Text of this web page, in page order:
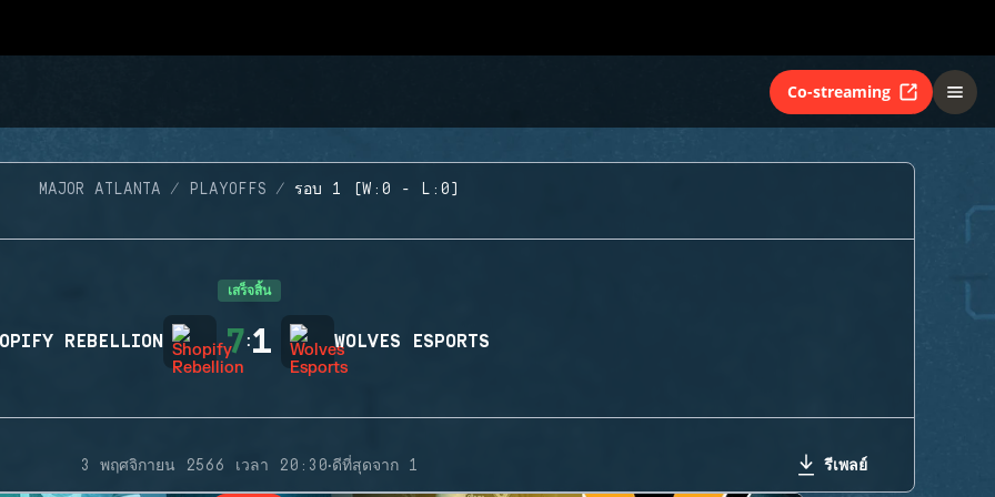
Co-streaming
MAJOR ATLANTA PLAYOFFS รอบ 1 (W:0 - L:0)
เสร็จสิ้น
REBELLION 7:1 WOLVES ESPORTS
3 พฤศจิกายน 2566 เวลา 20:30·ดีที่สุดจาก 1 รีเพลย์